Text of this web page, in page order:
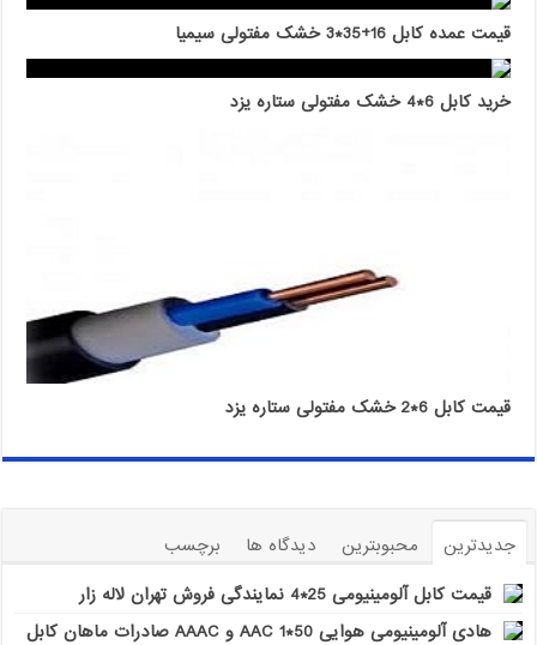
قیمت عمده کابل 16+35*3 خشک مفتولی سیمیا
خرید کابل 6*4 خشک مفتولی ستاره یزد
قیمت کابل 6*2 خشک مفتولی ستاره یزد
جدیدترین محبوبترین دیدگاه ها
برچسب
قیمت کابل آلومینیومی 25*4 نمایندگی فروش تهران لاله زار
هادی آلومینیومی هوایی 50*1 AAC و AAAC صادرات ماهان کابل